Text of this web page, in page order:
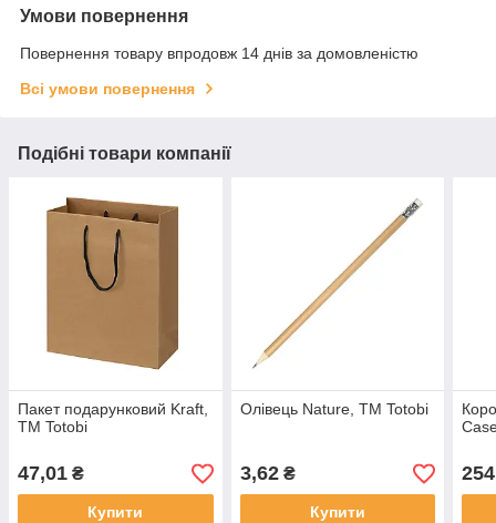
Умови повернення
Повернення товару впродовж 14 днів за домовленістю
Всі умови повернення
Подібні товари компанії
Пакет подарунковий Kraft,
TM Totobi
47,01 ₴
Купити
Олівець Nature, TM Totobi
3,62₴
Купити